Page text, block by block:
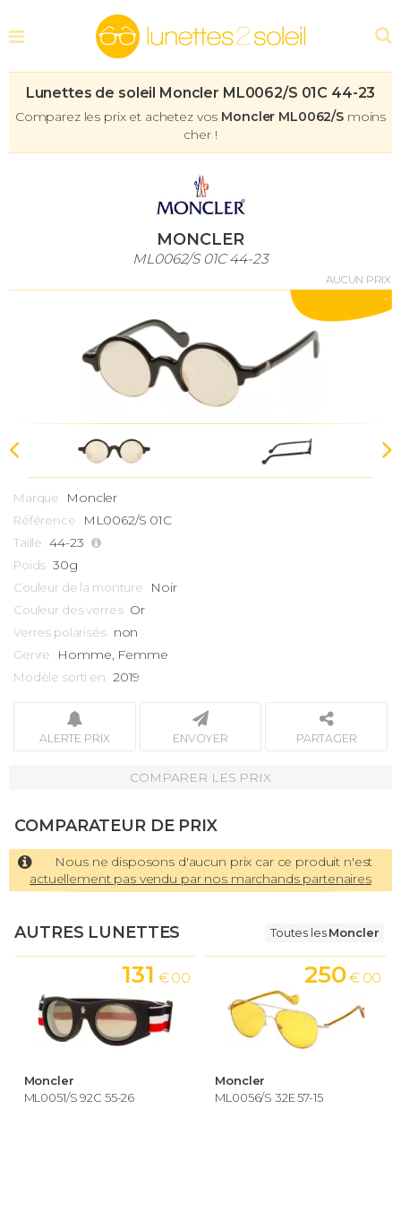
Lunettes de soleil Moncler ML0062/S 01C 44-23
Comparez les prix et achetez vos Moncler ML0062/Smoins
cher !
MONCLER
ML0062/S 01C 44-23
AUCUN PRIX
-
Marque Moncler
Référence ML0062/S 01C
Taille 44-23
Poids 30g
Couleur de la monture Noir
Couleur des verres Or
Verres polarisés non
Genre Homme, Femme
Modèle sorti en 2019
ALERTE PRIX ENVOYER PARTAGER
COMPARER LES PRIX
COMPARATEUR DE PRIX
Nous ne disposons d'aucun prix car ce produit n'est
actuellement pas vendu par nos marchands partenaires
AUTRES LUNETTES Toutes lesMoncler
Moncler
ML0051/S 92C 55-26
131 € 00
Moncler
ML0056/S 32E 57-15
250 € 00